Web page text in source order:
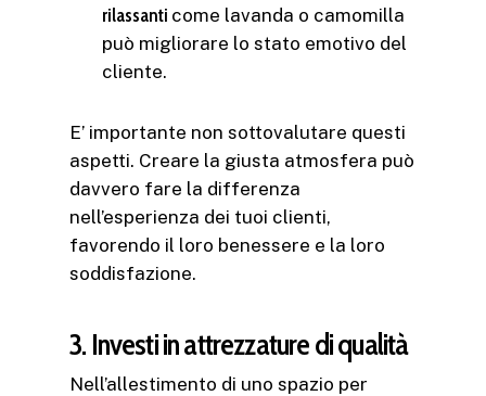
rilassanti come lavanda o camomilla
può migliorare lo stato emotivo del
cliente.
E’ importante non sottovalutare questi
aspetti. Creare la giusta atmosfera può
davvero fare la differenza
nell’esperienza dei tuoi clienti,
favorendo il loro benessere e la loro
soddisfazione.
3. Investi in attrezzature di qualità
Nell’allestimento di uno spazio per